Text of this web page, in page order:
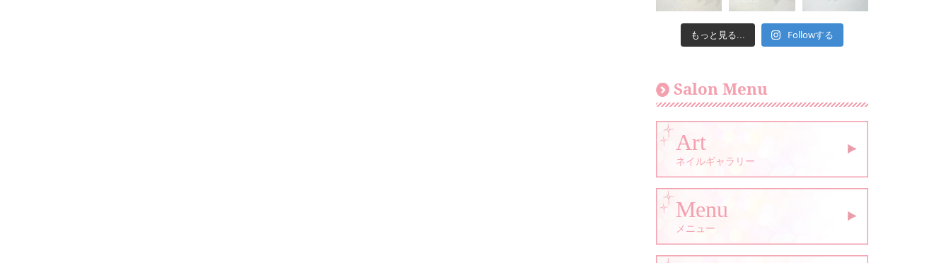
もっと見る... Followする
Salon Menu
Art
ネイルギャラリー
Menu
メニュー